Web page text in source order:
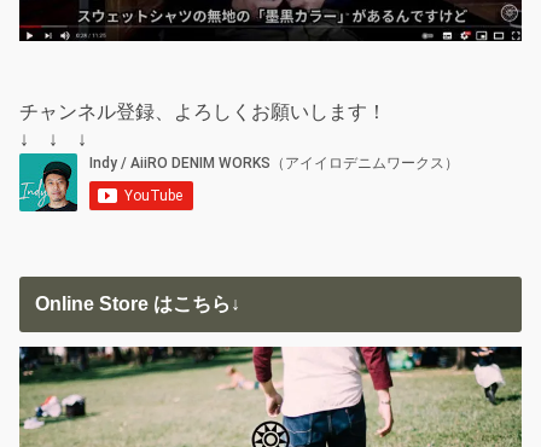
チャンネル登録、よろしくお願いします！
↓ ↓ ↓
Online Store はこちら↓